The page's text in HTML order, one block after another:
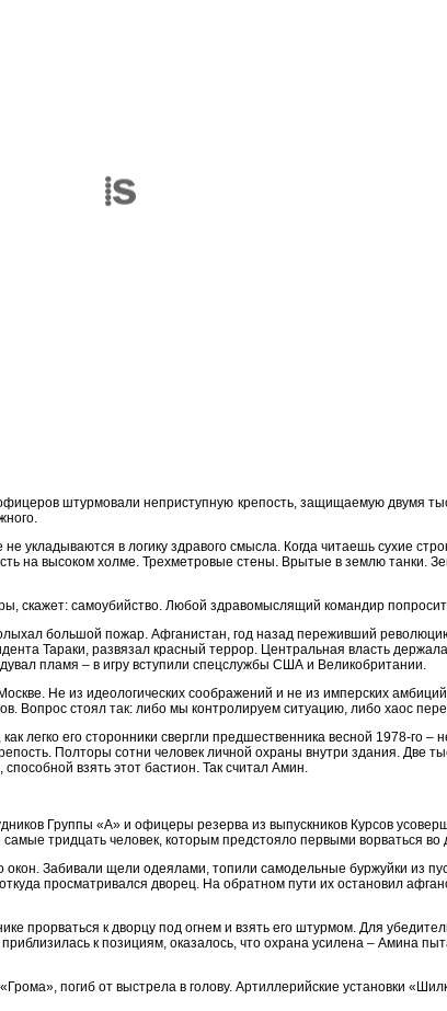
офицеров штурмовали неприступную крепость, защищаемую двумя
укладываются в логику здравого смысла. Когда читаешь сухие
на высоком холме. Трехметровые стены. Врытые в землю танки.
скажет: самоубийство. Любой здравомыслящий командир
большой пожар. Афганистан, год назад переживший
Тараки, развязал красный террор. Центральная власть
пламя – в игру вступили спецслужбы США и Великобритании.
Не из идеологических соображений и не из имперских
Вопрос стоял так: либо мы контролируем ситуацию, либо хаос
легко его сторонники свергли предшественника весной 1978-го –
Полторы сотни человек личной охраны внутри здания. Две
взять этот бастион. Так считал Амин.
Группы «А» и офицеры резерва из выпускников Курсов
тридцать человек, которым предстояло первыми ворваться во
Забивали щели одеялами, топили самодельные буржуйки из
просматривался дворец. На обратном пути их остановил
прорваться к дворцу под огнем и взять его штурмом. Для
к позициям, оказалось, что охрана усилена – Амина
погиб от выстрела в голову. Артиллерийские установки